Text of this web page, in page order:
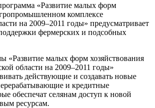
«Развитие малых форм
комплексе
на 2009–2011 годы» предусматривает
фермерских и подсобных
«Развитие малых форм хозяйствования
области на 2009–2011 годы»
действующие и создавать новые
и кредитные
обеспечат селянам доступ к новой
ресурсам.